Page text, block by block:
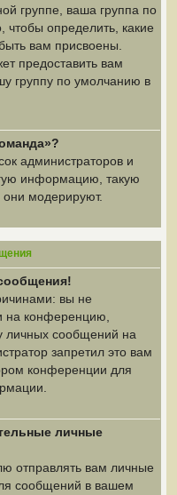
группе, ваша группа по
чтобы определить, какие
вам присвоены.
предоставить вам
группу по умолчанию в
администраторов и
информацию, такую
они модерируют.
вы не
на конференцию,
личных сообщений на
запретил это вам
конференции для
личные
отправлять вам личные
сообщений в вашем